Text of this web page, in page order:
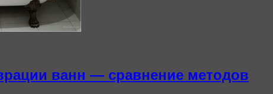
ванн — сравнение методов